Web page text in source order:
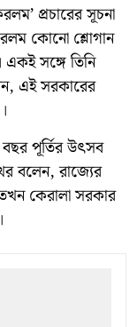
প্রচারের সূচনা
কোনো শ্লোগান
একই সঙ্গে তিনি
এই সরকারের
পূর্তির উৎসব
বলেন, রাজ্যের
তখন কেরালা সরকার